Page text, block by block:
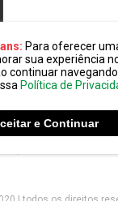
Para oferecer
sua experiência
continuar
Política de
e Continuar
14.439.371/0002-60
594, terreo